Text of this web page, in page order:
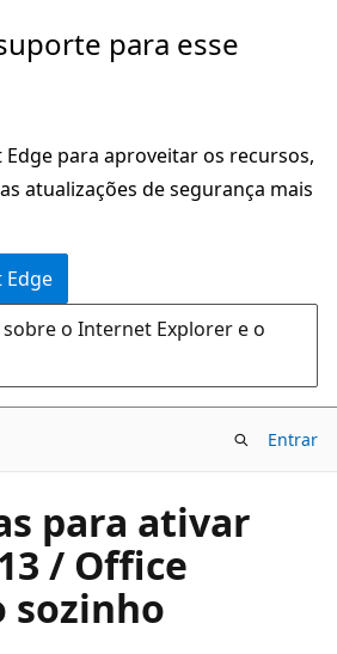
para esse
para aproveitar os recursos,
atualizações de segurança mais
Edge
o Internet Explorer e o
Entrar
para ativar
/ Office
sozinho